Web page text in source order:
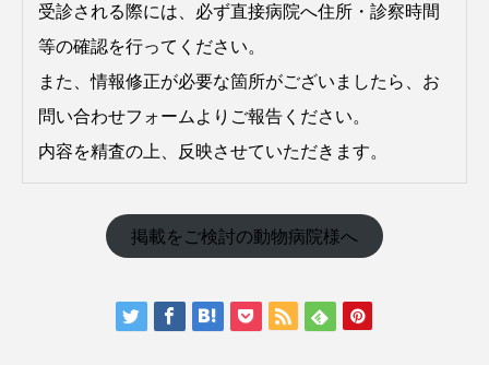
受診される際には、必ず直接病院へ住所・診察時間
等の確認を行ってください。
また、情報修正が必要な箇所がございましたら、お
問い合わせフォームよりご報告ください。
内容を精査の上、反映させていただきます。
掲載をご検討の動物病院様へ